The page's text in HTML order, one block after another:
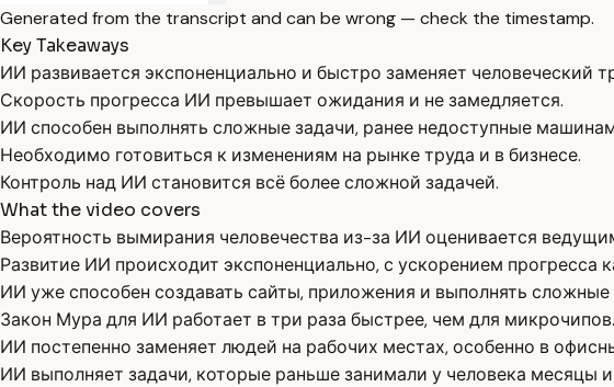
Generated from the transcript and can be wrong — check the timestamp.
Key Takeaways
ИИ развивается экспоненциально и быстро заменяет человеческий
Скорость прогресса ИИ превышает ожидания и не замедляется.
ИИ способен выполнять сложные задачи, ранее недоступные
Необходимо готовиться к изменениям на рынке труда и в бизнесе.
Контроль над ИИ становится всё более сложной задачей.
What the video covers
Вероятность вымирания человечества из-за ИИ оценивается
Развитие ИИ происходит экспоненциально, с ускорением прогресса
ИИ уже способен создавать сайты, приложения и выполнять
Закон Мура для ИИ работает в три раза быстрее, чем для микрочипов.
ИИ постепенно заменяет людей на рабочих местах, особенно в
ИИ выполняет задачи, которые раньше занимали у человека месяцы